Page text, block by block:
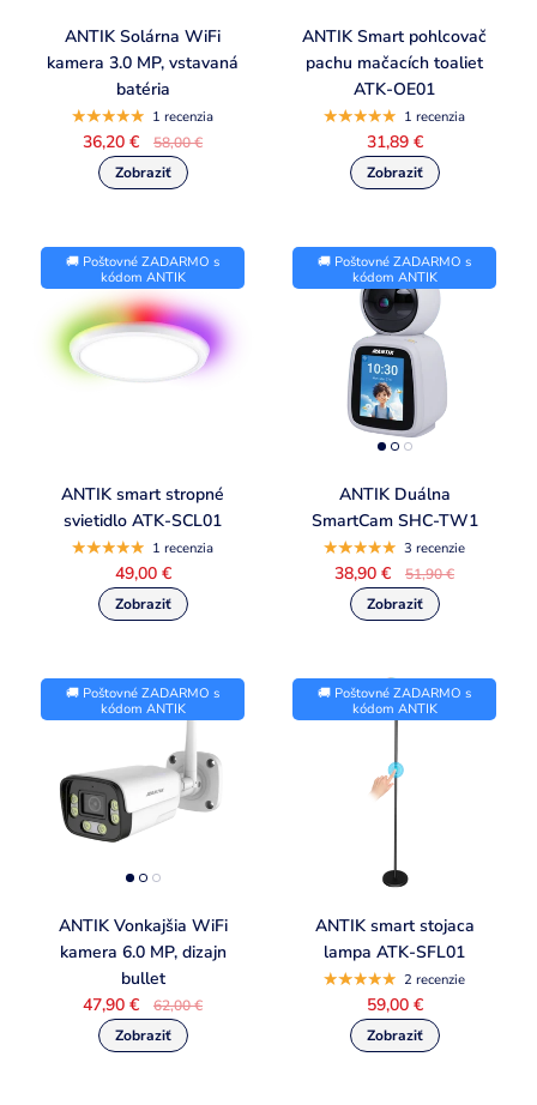
ANTIK Solárna WiFi
kamera 3.0 MP, vstavaná
batéria
1 recenzia
36,20 € 58,00 €
ANTIK Smart pohlcovač
pachu mačacích toaliet
ATK-OE01
1 recenzia
31,89 €
🚚 Poštovné ZADARMO s
kódom ANTIK
ANTIK smart stropné
svietidlo ATK-SCL01
1 recenzia
49,00 €
🚚 Poštovné ZADARMO s
kódom ANTIK
ANTIK Duálna
SmartCam SHC-TW1
3 recenzie
38,90 € 51,90 €
🚚 Poštovné ZADARMO s
kódom ANTIK
ANTIK Vonkajšia WiFi
kamera 6.0 MP, dizajn
bullet
47,90 €
62,00 €
🚚 Poštovné ZADARMO s
kódom ANTIK
ANTIK smart stojaca
lampa ATK-SFL01
2 recenzie
59,00 €